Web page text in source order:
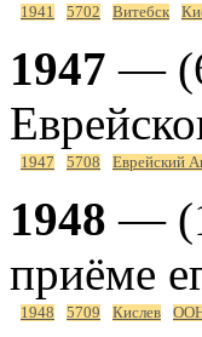
1941 5702 Витебск
1947 —
1947 5708 Еврейский
1948 —
приёме
1948 5709 Кислев